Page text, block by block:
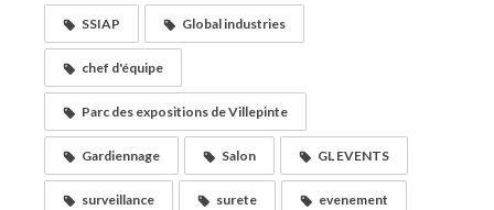
SSIAP Global industries
chef d'équipe
Parc des expositions de Villepinte
Gardiennage Salon GL EVENTS
surveillance surete evenement